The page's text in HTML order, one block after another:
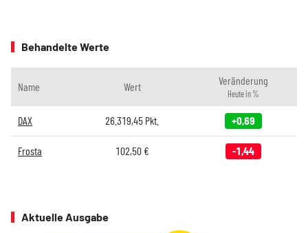
Behandelte Werte
Name Wert Veränderung
Heute in %
DAX 26.319,45 Pkt. +0,69
Frosta 102,50€ -1,44
Aktuelle Ausgabe